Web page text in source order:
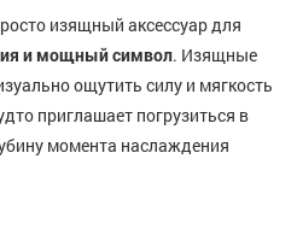
изящный аксессуар для
и мощный символ. Изящные
ощутить силу и мягкость
приглашает погрузиться в
момента наслаждения